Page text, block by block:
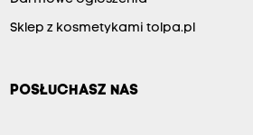
Sklep z kosmetykami tolpa.pl
POSŁUCHASZ NAS